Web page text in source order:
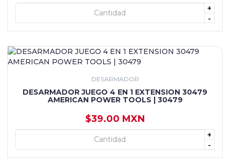
+
-
+ AGREGAR
DESARMADOR
DESARMADOR JUEGO 4 EN 1 EXTENSION 30479
AMERICAN POWER TOOLS | 30479
$39.00 MXN
+
-
+ AGREGAR